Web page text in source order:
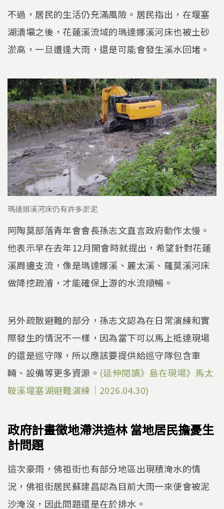
不過，居民的生活仍充滿風險。居民指出，在堰塞
湖潰壩之後，花蓮溪流域的瑪達娜溪河床也被土砂
淤高，一旦遭逢大雨，還是可能會發生溪水回堵。
瑪達娜溪河床仍有許多淤泥
阿陶莫部落青年會會長孫志文直言政府動作太慢。
他表示早在去年12月開會時就提出，希望針對花蓮
溪周邊支流，像是瑪達娜溪、麗太溪、羅莫溪河床
做降挖疏濬，才能確保上游的水流順暢。
另外疏散避難的部分，孫志文認為在日常演練和實
際發生的情況不一樣，因為當下可以馬上抵達現場
的還是巡守隊，所以應該要提供給巡守隊包含車
輛、設備等更多資源。 (延伸閱讀》島在現場》馬太
鞍溪堰塞湖避難演練｜2026.04.30)
政府計畫徵地滯洪造林 當地居民擔憂生
計問題
這次豪雨，佛祖街也有部分地區出現積淹水的情
況，佛祖街居民蘇建昌認為目前大雨一來便會被泥
沙淹沒，因此問題還是在於排水。